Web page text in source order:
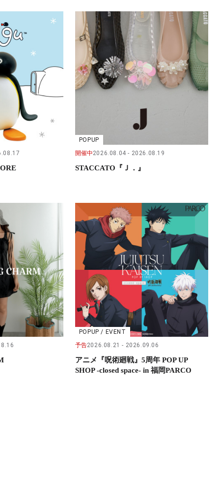
POPUP
開催中2026.08.04 2026.08.19
STACCATO『Ｊ．』
POPUP / EVENT
予告2026.08.21 2026.09.06
アニメ『呪術廻戦』5周年 POP UP
SHOP -closed space- in 福岡PARCO